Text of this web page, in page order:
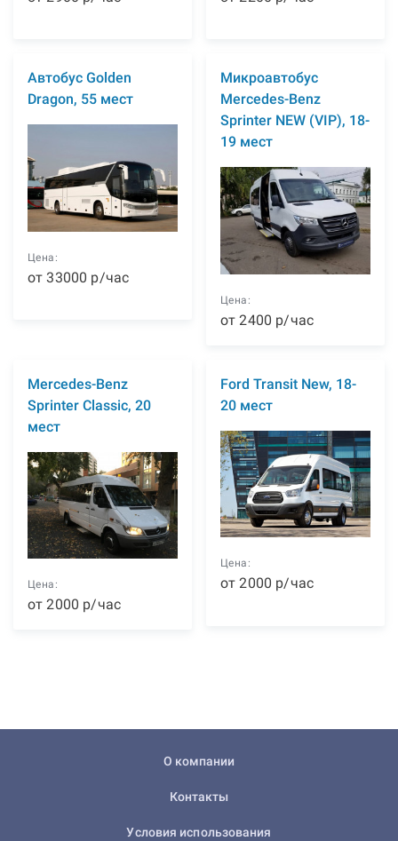
Автобус Golden
Dragon, 55 мест
Цена:
от33000 р/час
Микроавтобус
Mercedes-Benz
Sprinter NEW (VIP), 18-
19 мест
Цена:
от2400 р/час
Mercedes-Benz
Sprinter Classic, 20
мест
Цена:
от2000 р/час
Ford Transit New, 18-
20 мест
Цена:
от2000 р/час
О компании
Контакты
Условия использования